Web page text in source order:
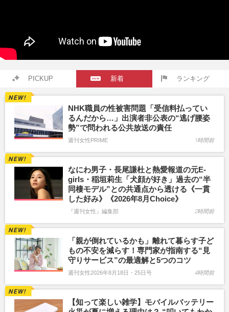
PICKUP 新着 ランキング
NHK職員の性被害問題「受信料払ってい
るんだから…」出演者非公表の“逃げ腰姿
勢”で問われる公共放送の責任
週刊女性PRIME 1時間前
なにわ男子・長尾謙杜と熱愛報道の元E-
girls・稲垣莉生「犬顔が好き」過去の“半
同棲モデル”との共通点から透ける《一貫
した好み》《2026年8月Choice》
『週刊女性』編集部 2時間前
「親が倒れているかも」離れて暮らす子ど
もの不安を減らす！専門家が指南する“見
守りサービス”の最適解と5つのコツ
週刊女性2026年8月18日・25日号 4時間前
【知って楽しい雑学】モバイルバッテリー